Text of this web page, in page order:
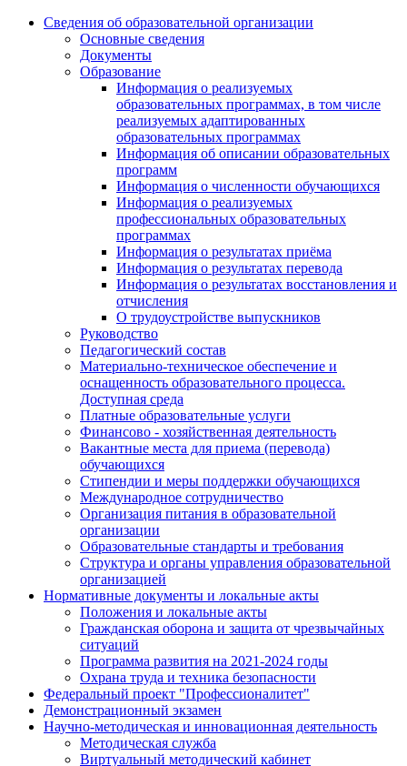
Сведения об образовательной организации
Основные сведения
Документы
Образование
Информация о реализуемых
образовательных программах, в том числе
реализуемых адаптированных
образовательных программах
Информация об описании образовательных
программ
Информация о численности обучающихся
Информация о реализуемых
профессиональных образовательных
программах
Информация о результатах приёма
Информация о результатах перевода
Информация о результатах восстановления и
отчисления
О трудоустройстве выпускников
Руководство
Педагогический состав
Материально-техническое обеспечение и
оснащенность образовательного процесса.
Доступная среда
Платные образовательные услуги
Финансово - хозяйственная деятельность
Вакантные места для приема (перевода)
обучающихся
Стипендии и меры поддержки обучающихся
Международное сотрудничество
Организация питания в образовательной
организации
Образовательные стандарты и требования
Структура и органы управления образовательной
организацией
Нормативные документы и локальные акты
Положения и локальные акты
Гражданская оборона и защита от чрезвычайных
ситуаций
Программа развития на 2021-2024 годы
Охрана труда и техника безопасности
Федеральный проект "Профессионалитет"
Демонстрационный экзамен
Научно-методическая и инновационная деятельность
Методическая служба
Виртуальный методический кабинет